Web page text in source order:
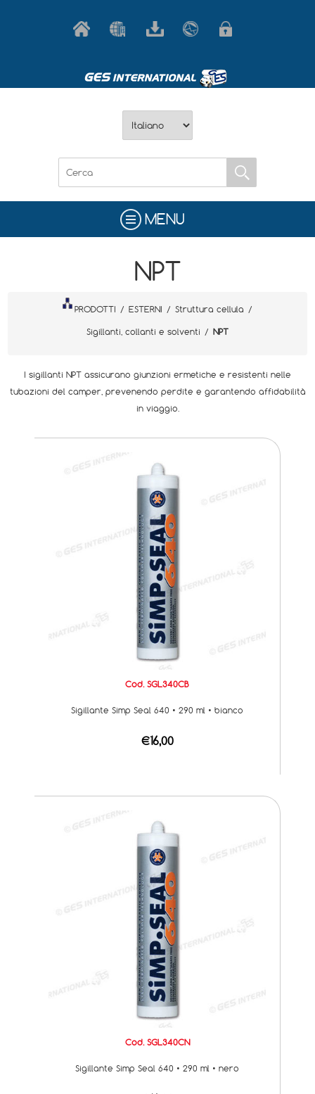
MENU
NPT
PRODOTTI / ESTERNI / Struttura cellula /
Sigillanti, collanti e solventi / NPT
I sigillanti NPT assicurano giunzioni ermetiche e resistenti nelle
tubazioni del camper, prevenendo perdite e garantendo affidabilità
in viaggio.
Cod. SGL340CB
Sigillante Simp Seal 640 • 290 ml • bianco
€16,00
Cod. SGL340CN
Sigillante Simp Seal 640 • 290 ml • nero